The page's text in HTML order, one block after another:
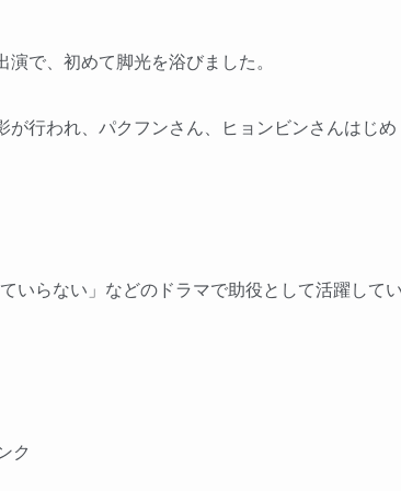
で、初めて脚光を浴びました。
行われ、パクフンさん、ヒョンビンさんはじめ
いらない」などのドラマで助役として活躍して
ク